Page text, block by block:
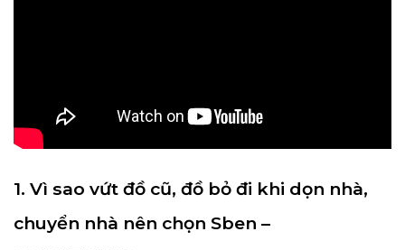
1. Vì sao vứt đồ cũ, đồ bỏ đi khi dọn nhà,
chuyển nhà nên chọn Sben –